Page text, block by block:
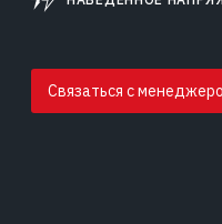
Связаться с